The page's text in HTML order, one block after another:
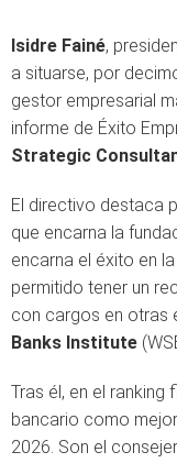
Isidre Fainé,
a situarse, por
gestor empresarial
informe de Éxito
Strategic
El directivo destaca
que encarna la
encarna el éxito en
permitido tener un
con cargos en otras
Banks Institute
Tras él, en el
bancario como
2026. Son el